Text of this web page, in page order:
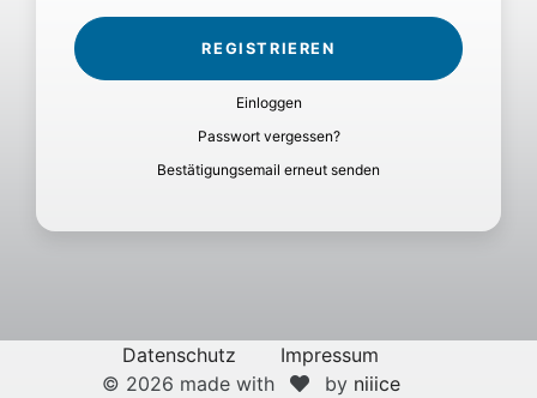
Einloggen
Passwort vergessen?
Bestätigungsemail erneut senden
Datenschutz
Impressum
© 2026 made with
by niiice